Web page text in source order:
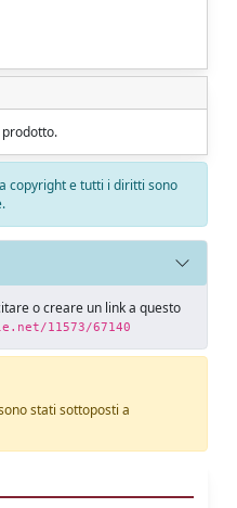
prodotto.
copyright e tutti i diritti sono
o creare un link a questo
11573/67140
stati sottoposti a